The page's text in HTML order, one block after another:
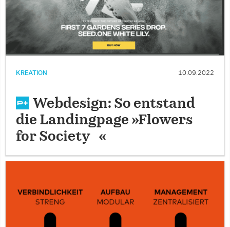
KREATION 10.09.2022
Webdesign: So entstand
die Landingpage »Flowers
for Society «